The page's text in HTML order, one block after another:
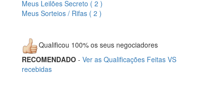
Meus Leilões Secreto ( 2 )
Meus Sorteios / Rifas ( 2 )
Qualificou 100% os seus negociadores
RECOMENDADO - Ver as Qualificações Feitas VS
recebidas